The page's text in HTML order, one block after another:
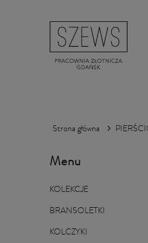
Strona główna
Menu
KOLEKCJE
BRANSOLETKI
KOLCZYKI